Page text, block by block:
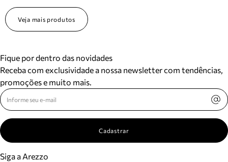
Veja mais produtos
Fique por dentro das novidades
Receba com exclusividade a nossa newsletter com tendências,
promoções e muito mais.
Cadastrar
Siga a Arezzo